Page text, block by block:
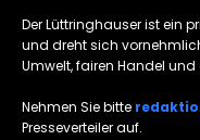
Der Lüttringhauser ist ein
und dreht sich
Umwelt, fairen Handel
Nehmen Sie bitte
Presseverteiler auf.